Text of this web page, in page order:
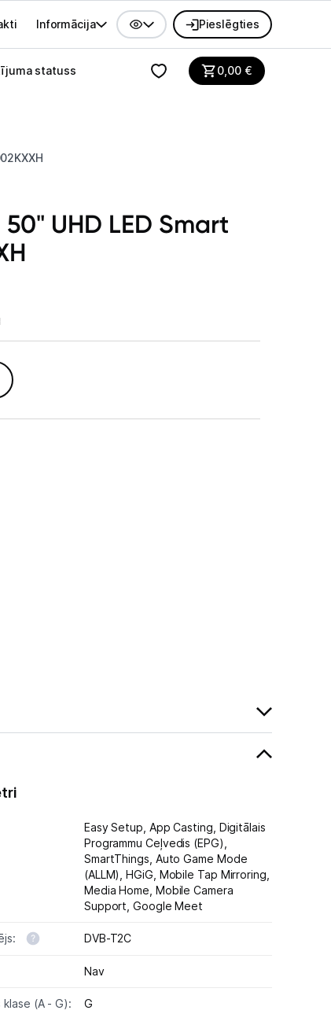
izvēlne
Informācija Pieslēgties
statuss 0,00€
UHD LED Smart
Easy Setup, App Casting, Digitālais
Programmu Ceļvedis (EPG),
SmartThings, Auto Game Mode
(ALLM),HGiG, Mobile Tap Mirroring,
Media Home, Mobile Camera
Support,Google Meet
DVB-T2C
Nav
(A - G): G